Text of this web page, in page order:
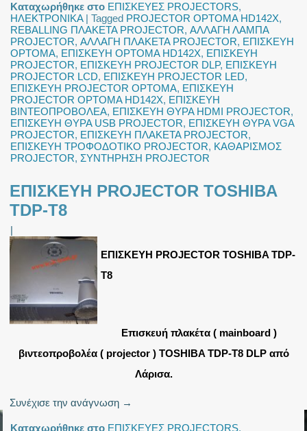
Καταχωρήθηκε στο ΕΠΙΣΚΕΥΕΣ PROJECTORS,
ΗΛΕΚΤΡΟΝΙΚΑ|Tagged PROJECTOR OPTOMA HD142X,
REBALLING ΠΛΑΚΕΤΑ PROJECTOR,ΑΛΛΑΓΗ ΛΑΜΠΑ
PROJECTOR,ΑΛΛΑΓΗ ΠΛΑΚΕΤΑ PROJECTOR, ΕΠΙΣΚΕΥΗ
OPTOMA, ΕΠΙΣΚΕΥΗ OPTOMA HD142X, ΕΠΙΣΚΕΥΗ
PROJECTOR, ΕΠΙΣΚΕΥΗ PROJECTOR DLP, ΕΠΙΣΚΕΥΗ
PROJECTOR LCD, ΕΠΙΣΚΕΥΗ PROJECTOR LED,
ΕΠΙΣΚΕΥΗ PROJECTOR OPTOMA, ΕΠΙΣΚΕΥΗ
PROJECTOR OPTOMA HD142X, ΕΠΙΣΚΕΥΗ
ΒΙΝΤΕΟΠΡΟΒΟΛΕΑ, ΕΠΙΣΚΕΥΗ ΘΥΡΑ HDMI PROJECTOR,
ΕΠΙΣΚΕΥΗ ΘΥΡΑ USB PROJECTOR, ΕΠΙΣΚΕΥΗ ΘΥΡΑ VGA
PROJECTOR, ΕΠΙΣΚΕΥΗ ΠΛΑΚΕΤΑ PROJECTOR,
ΕΠΙΣΚΕΥΗ ΤΡΟΦΟΔΟΤΙΚΟ PROJECTOR, ΚΑΘΑΡΙΣΜΟΣ
PROJECTOR, ΣΥΝΤΗΡΗΣΗ PROJECTOR
ΕΠΙΣΚΕΥΗ PROJECTOR TOSHIBA
TDP-T8
|
ΕΠΙΣΚΕΥΗ PROJECTOR TOSHIBA TDP-
T8
Επισκευή πλακέτα ( mainboard )
βιντεοπροβολέα ( projector ) TOSHIBA TDP-T8 DLP από
Λάρισα.
Συνέχισε την ανάγνωση →
Καταχωρήθηκε στο ΕΠΙΣΚΕΥΕΣ PROJECTORS,